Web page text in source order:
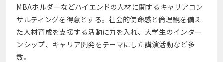
MBAホルダーなどハイエンドの人材に関するキャリアコン
サルティングを得意とする。社会的使命感と倫理観を備え
た人材育成を支援する活動に力を入れ、大学生のインター
ンシップ、キャリア開発をテーマにした講演活動など多
数。